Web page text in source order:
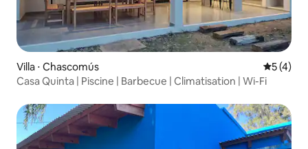
Villa ⋅ Chascomús
5 (4)
Casa Quinta | Piscine | Barbecue | Climatisation | Wi-Fi